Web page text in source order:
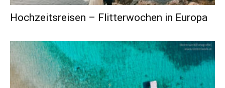
Hochzeitsreisen – Flitterwochen in Europa